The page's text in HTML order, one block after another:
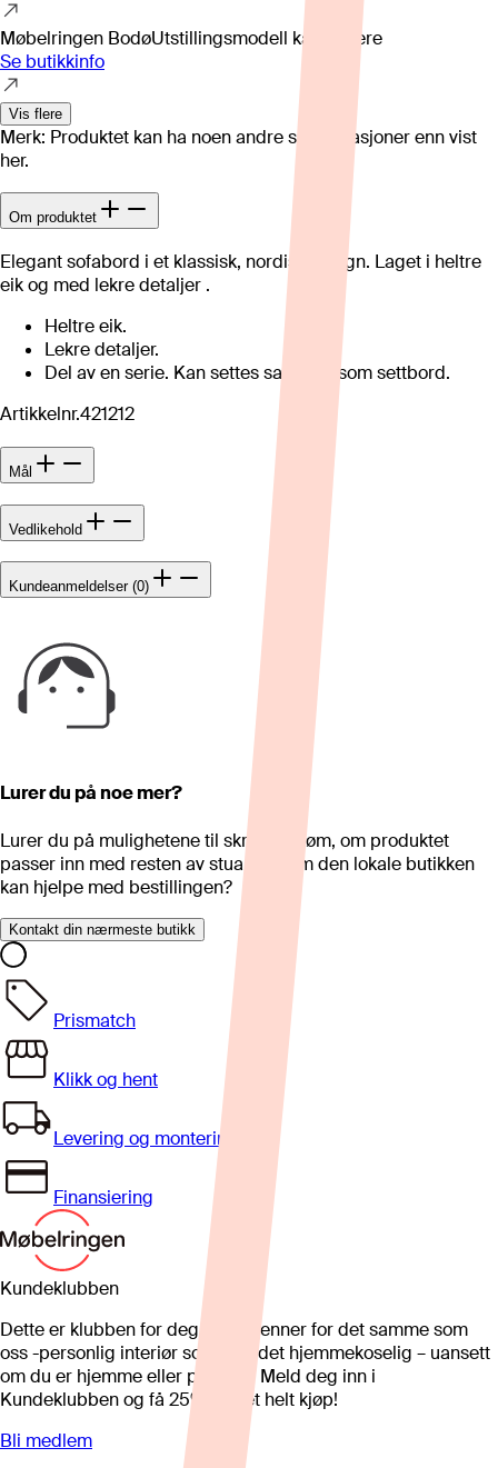
Møbelringen BodøUtstillingsmodell kan variere
Se butikkinfo
Vis flere
Merk: Produktet kan ha noen andre spesifikasjoner enn vist
her.
Om produktet
Elegant sofabord i et klassisk, nordisk design. Laget i heltre
eik og med lekre detaljer .
Heltre eik.
Lekre detaljer.
Del av en serie. Kan settes sammen som settbord.
Artikkelnr.421212
Mål
Vedlikehold
Kundeanmeldelser (0)
Lurer du på noe mer?
Lurer du på mulighetene til skreddersøm, om produktet
passer inn med resten av stua eller om den lokale butikken
kan hjelpe med bestillingen?
Kontakt din nærmeste butikk
Prismatch
Klikk og hent
Levering og montering
Finansiering
Kundeklubben
Dette er klubben for deg som brenner for det samme som
oss -personlig interiør som gjør det hjemmekoselig – uansett
om du er hjemme eller på hytta. Meld deg inn i
Kundeklubben og få 25%* på et helt kjøp!
Bli medlem